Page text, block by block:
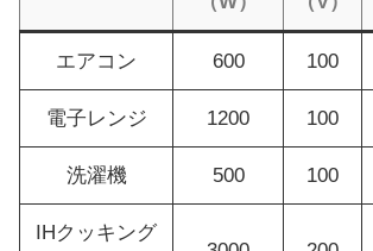
エアコン 600 100
電子レンジ 1200 100
洗濯機 500 100
IHクッキング